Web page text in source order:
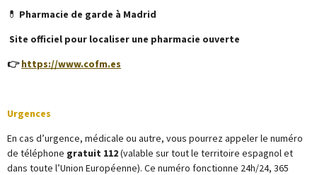
💊 Pharmacie de garde à Madrid
Site officiel pour localiser une pharmacie ouverte
👉https://www.cofm.es
Urgences
En cas d’urgence, médicale ou autre, vous pourrez appeler le numéro
de téléphone gratuit 112(valable sur tout le territoire espagnol et
dans toute l’Union Européenne). Ce numéro fonctionne 24h/24, 365